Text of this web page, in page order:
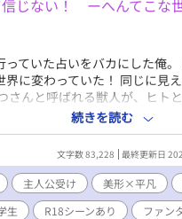
信じない！ ーへんてこな
っていた占いをバカにした俺
界に変わっていた！ 同じに見
さんと呼ばれる獣人が、ヒト
。 その世界に生きている俺に
！ 勝手に耳が出るし、神獣さ
なってしまい……。 現代風世
幸せを見つけるお話。 全18話
でも投稿。
続きを読む
文字数 83,228 最終更新日
主人公受け 美形×平凡
生
R18シーンあり ファン